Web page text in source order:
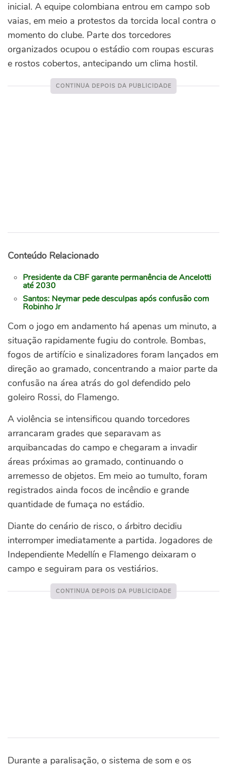
inicial. A equipe colombiana entrou em campo sob
vaias, em meio a protestos da torcida local contra o
momento do clube. Parte dos torcedores
organizados ocupou o estádio com roupas escuras
e rostos cobertos, antecipando um clima hostil.
Conteúdo Relacionado
Presidente da CBF garante permanência de Ancelotti
até 2030
Santos: Neymar pede desculpas após confusão com
Robinho Jr
Com o jogo em andamento há apenas um minuto, a
situação rapidamente fugiu do controle. Bombas,
fogos de artifício e sinalizadores foram lançados em
direção ao gramado, concentrando a maior parte da
confusão na área atrás do gol defendido pelo
goleiro Rossi, do Flamengo.
A violência se intensificou quando torcedores
arrancaram grades que separavam as
arquibancadas do campo e chegaram a invadir
áreas próximas ao gramado, continuando o
arremesso de objetos. Em meio ao tumulto, foram
registrados ainda focos de incêndio e grande
quantidade de fumaça no estádio.
Diante do cenário de risco, o árbitro decidiu
interromper imediatamente a partida. Jogadores de
Independiente Medellín e Flamengo deixaram o
campo e seguiram para os vestiários.
Durante a paralisação, o sistema de som e os